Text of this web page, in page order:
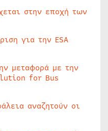
στην εποχή των
για την ESA
μεταφορά με την
for Bus
αναζητούν οι